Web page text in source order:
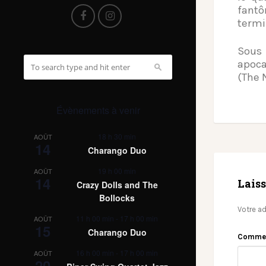
Évènements à venir
AOÛT
14
18 h 30 min
Charango Duo
AOÛT
14
19 h 00 min
Crazy Dolls and The
Bollocks
AOÛT
15
11 h 00 min - 17 h 00 min
Charango Duo
AOÛT 16 h 00 min - 17 h 00 min
(The
Votre